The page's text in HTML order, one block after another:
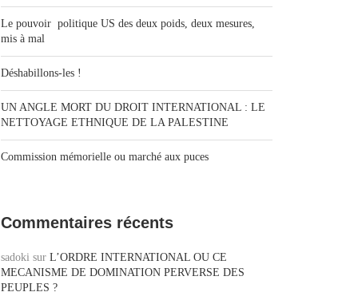
Le pouvoir politique US des deux poids, deux mesures,
mis à mal
Déshabillons-les !
UN ANGLE MORT DU DROIT INTERNATIONAL : LE
NETTOYAGE ETHNIQUE DE LA PALESTINE
Commission mémorielle ou marché aux puces
Commentaires récents
sadoki sur L’ORDRE INTERNATIONAL OU CE
MECANISME DE DOMINATION PERVERSE DES
PEUPLES ?